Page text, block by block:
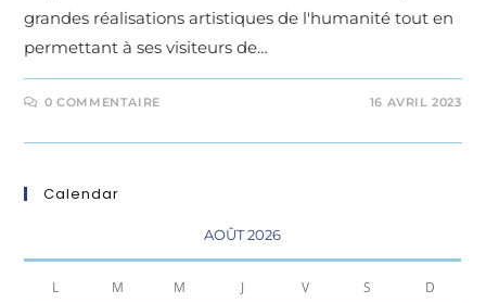
grandes réalisations artistiques de l'humanité tout en
permettant à ses visiteurs de…
0 COMMENTAIRE 16 AVRIL 2023
Calendar
AOÛT 2026
L M M J V S D